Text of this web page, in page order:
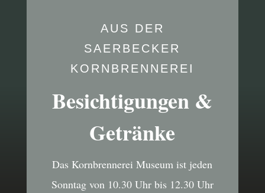
AUS DER
SAERBECKER
KORNBRENNEREI
Besichtigungen &
Getränke
Das Kornbrennerei Museum ist jeden
Sonntag von 10.30 Uhr bis 12.30 Uhr